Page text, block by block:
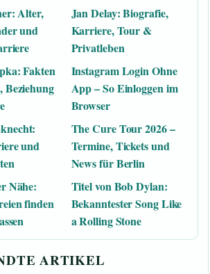
Alter,
und
Jan Delay: Biografie,
Karriere, Tour &
Privatleben
Fakten
Instagram Login Ohne
App – So Einloggen im
Browser
und
The Cure Tour 2026 –
Termine, Tickets und
News für Berlin
Nähe:
finden
Titel von Bob Dylan:
Bekanntester Song Like
a Rolling Stone
ARTIKEL